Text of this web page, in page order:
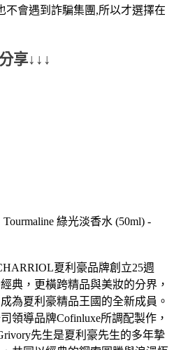
不會遇到詐騙集團,所以才選擇在
享↓↓↓
綠光淡香水 (50ml) -
夏利豪品牌創立25週
典，更橫跨精品與美妝的分界，
為夏利豪精品王國的全新成員。
領導品牌Cofinluxe所調配製作，
先生是夏利豪先生的多年摯